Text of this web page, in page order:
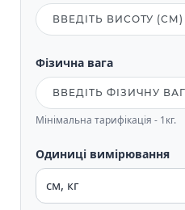
Фізична вага
Мінімальна тарифікація - 1кг.
Одиниці вимірювання